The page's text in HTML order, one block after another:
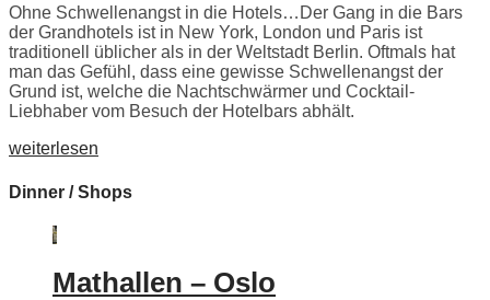
Ohne Schwellenangst in die Hotels…Der Gang in die Bars
der Grandhotels ist in New York, London und Paris ist
traditionell üblicher als in der Weltstadt Berlin. Oftmals hat
man das Gefühl, dass eine gewisse Schwellenangst der
Grund ist, welche die Nachtschwärmer und Cocktail-
Liebhaber vom Besuch der Hotelbars abhält.
weiterlesen
Dinner / Shops
Mathallen – Oslo